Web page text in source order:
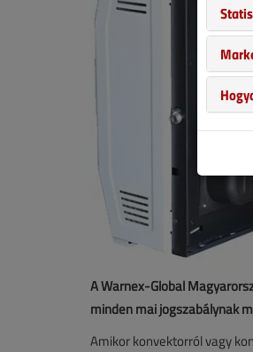
A Warnex-Global
minden mai jogszabálynak
Amikor konvektorról vagy